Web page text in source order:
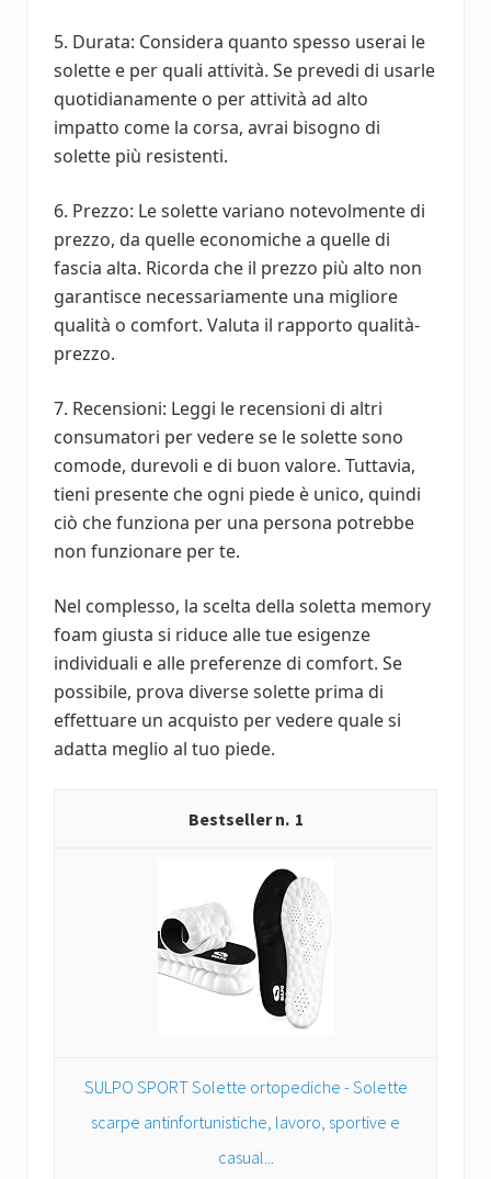
5. Durata: Considera quanto spesso userai le
solette e per quali attività. Se prevedi di usarle
quotidianamente o per attività ad alto
impatto come la corsa, avrai bisogno di
solette più resistenti.
6. Prezzo: Le solette variano notevolmente di
prezzo, da quelle economiche a quelle di
fascia alta. Ricorda che il prezzo più alto non
garantisce necessariamente una migliore
qualità o comfort. Valuta il rapporto qualità-
prezzo.
7. Recensioni: Leggi le recensioni di altri
consumatori per vedere se le solette sono
comode, durevoli e di buon valore. Tuttavia,
tieni presente che ogni piede è unico, quindi
ciò che funziona per una persona potrebbe
non funzionare per te.
Nel complesso, la scelta della soletta memory
foam giusta si riduce alle tue esigenze
individuali e alle preferenze di comfort. Se
possibile, prova diverse solette prima di
effettuare un acquisto per vedere quale si
adatta meglio al tuo piede.
1
SULPO SPORT Solette ortopediche - Solette
scarpe antinfortunistiche, lavoro, sportive e
casual...